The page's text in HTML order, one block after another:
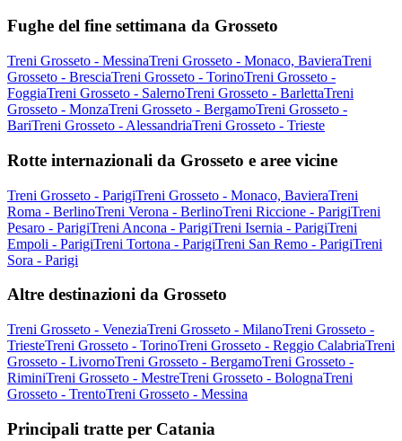
Fughe del fine settimana da Grosseto
Treni Grosseto - MessinaTreni Grosseto - Monaco, BavieraTreni
Grosseto - BresciaTreni Grosseto - TorinoTreni Grosseto -
FoggiaTreni Grosseto - SalernoTreni Grosseto - BarlettaTreni
Grosseto - MonzaTreni Grosseto - BergamoTreni Grosseto -
BariTreni Grosseto - AlessandriaTreni Grosseto - Trieste
Rotte internazionali da Grosseto e aree vicine
Treni Grosseto - ParigiTreni Grosseto - Monaco, BavieraTreni
Roma - BerlinoTreni Verona - BerlinoTreni Riccione - ParigiTreni
Pesaro - ParigiTreni Ancona - ParigiTreni Isernia - ParigiTreni
Empoli - ParigiTreni Tortona - ParigiTreni San Remo - ParigiTreni
Sora - Parigi
Altre destinazioni da Grosseto
Treni Grosseto - VeneziaTreni Grosseto - MilanoTreni Grosseto -
TriesteTreni Grosseto - TorinoTreni Grosseto - Reggio CalabriaTreni
Grosseto - LivornoTreni Grosseto - BergamoTreni Grosseto -
RiminiTreni Grosseto - MestreTreni Grosseto - BolognaTreni
Grosseto - TrentoTreni Grosseto - Messina
Principali tratte per Catania